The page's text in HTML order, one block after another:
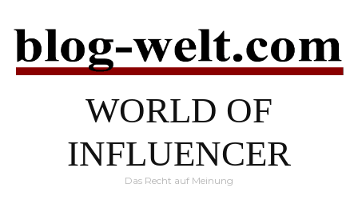
WORLD OF
INFLUENCER
Das Recht auf Meinung